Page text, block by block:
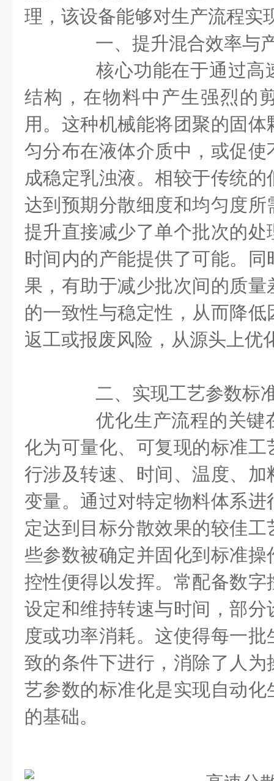
理，该设备能够对生产流程实
一、提升混合效率与
核心功能在于通过高
结构，在物料中产生强烈的
用。这种机械能将团聚的固
匀分布在液体介质中，或促
成稳定乳浊液。相较于传统
达到预期分散细度和均匀度
提升直接减少了单个批次的
时间内的产能提供了可能。
果，有助于减少批次间的质
的一致性与稳定性，从而降
返工或报废风险，从源头上优
二、实现工艺参数标
优化生产流程的关键
化为可量化、可复现的标准工
行涉及转速、时间、温度、
变量。通过对特定物料体系
定达到目标分散效果的较佳
些参数被确定并固化到标准
控性便得以发挥。常配备数
设定和维持转速与时间，部
度或功率消耗。这使得每一
致的条件下进行，消除了人
艺参数的标准化是实现自动
的基础。